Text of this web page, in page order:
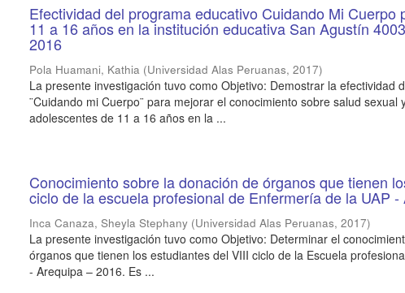
Efectividad del programa educativo Cuidando Mi Cuerpo
11 a 16 años en la institución educativa San Agustín
2016
Pola Huamani, Kathia (Universidad Alas Peruanas,2017)
La presente investigación tuvo como Objetivo: Demostrar la efectividad
¨Cuidando mi Cuerpo¨ para mejorar el conocimiento sobre salud sexual
adolescentes de 11 a 16 años en la ...
Conocimiento sobre la donación de órganos que tienen
ciclo de la escuela profesional de Enfermería de la UAP
Inca Canaza, Sheyla Stephany (Universidad Alas Peruanas,2017)
La presente investigación tuvo como Objetivo: Determinar el
órganos que tienen los estudiantes del VIII ciclo de la Escuela
- Arequipa – 2016. Es ...